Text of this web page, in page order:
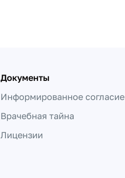
Документы
Информированное согласие
Врачебная тайна
Лицензии